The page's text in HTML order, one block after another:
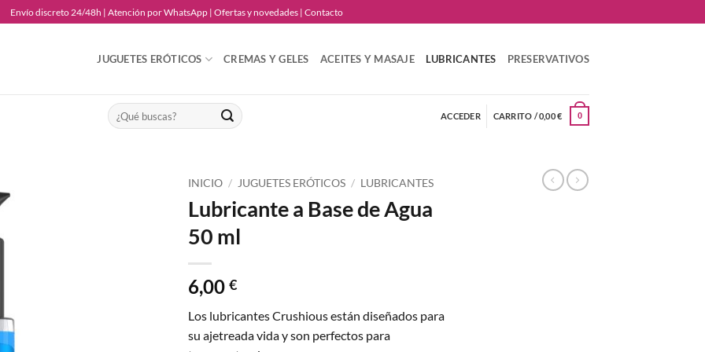
Envío discreto 24/48h | Atención por WhatsApp | Ofertas y novedades | Contacto
JUGUETES ERÓTICOS CREMAS Y GELES ACEITES Y MASAJE LUBRICANTES PRESERVATIVOS
Buscar
por:
ACCEDER CARRITO /0,00€ 0
INICIO / JUGUETES ERÓTICOS / LUBRICANTES
Lubricante a Base de Agua
50 ml
6,00 €
Los lubricantes Crushious están diseñados para
su ajetreada vida y son perfectos para